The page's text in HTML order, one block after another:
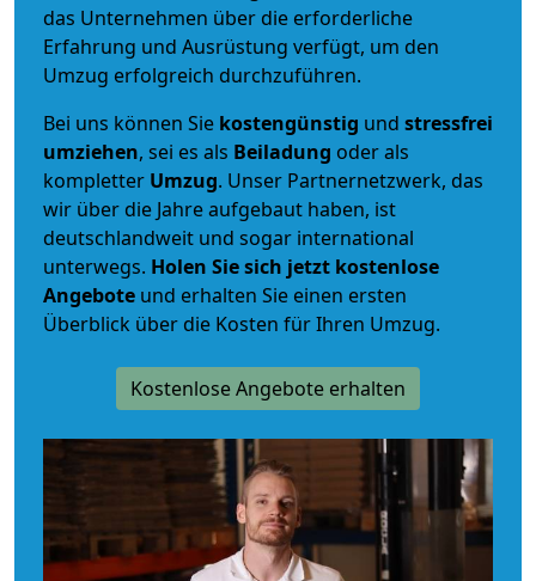
das Unternehmen über die erforderliche
Erfahrung und Ausrüstung verfügt, um den
Umzug erfolgreich durchzuführen.
Bei uns können Sie kostengünstig und stressfrei
umziehen, sei es als Beiladung oder als
kompletter Umzug. Unser Partnernetzwerk, das
wir über die Jahre aufgebaut haben, ist
deutschlandweit und sogar international
unterwegs. Holen Sie sich jetzt kostenlose
Angebote und erhalten Sie einen ersten
Überblick über die Kosten für Ihren Umzug.
Kostenlose Angebote erhalten